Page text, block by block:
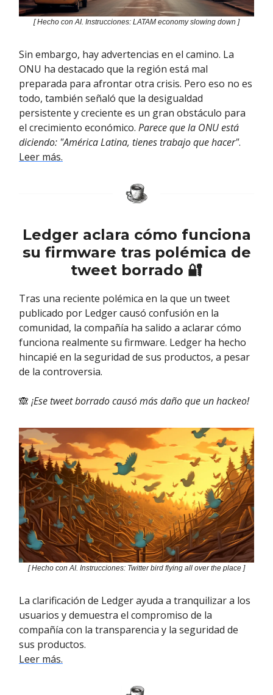
[ Hecho con AI. Instrucciones: LATAM economy slowing down ]
Sin embargo, hay advertencias en el camino. La
ONU ha destacado que la región está mal
preparada para afrontar otra crisis. Pero eso no es
todo, también señaló que la desigualdad
persistente y creciente es un gran obstáculo para
el crecimiento económico. Parece que la ONU está
diciendo: "América Latina, tienes trabajo que hacer".
Leer más.
Ledger aclara cómo funciona
su firmware tras polémica de
tweet borrado 🔐
Tras una reciente polémica en la que un tweet
publicado por Ledger causó confusión en la
comunidad, la compañía ha salido a aclarar cómo
funciona realmente su firmware. Ledger ha hecho
hincapié en la seguridad de sus productos, a pesar
de la controversia.
🙈 ¡Ese tweet borrado causó más daño que un hackeo!
[ Hecho con AI. Instrucciones: Twitter bird flying all over the place ]
La clarificación de Ledger ayuda a tranquilizar a los
usuarios y demuestra el compromiso de la
compañía con la transparencia y la seguridad de
sus productos.
Leer más.